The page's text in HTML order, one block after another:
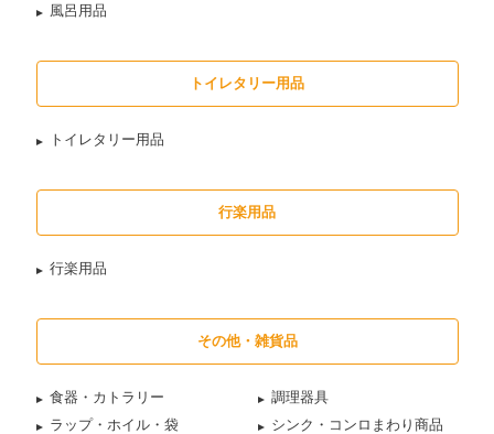
風呂用品
トイレタリー用品
トイレタリー用品
行楽用品
行楽用品
その他・雑貨品
食器・カトラリー
調理器具
ラップ・ホイル・袋
シンク・コンロまわり商品